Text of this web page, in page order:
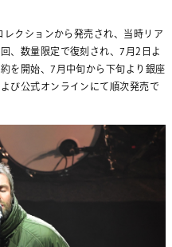
クションから発売され、当時リア
、数量限定で復刻され、7月2日よ
を開始、7月中旬から下旬より銀座
び公式オンラインにて順次発売で